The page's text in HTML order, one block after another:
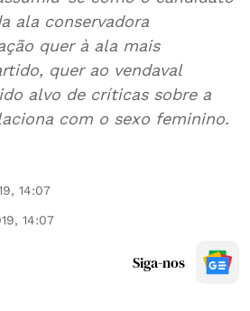
ala conservadora
quer à ala mais
quer ao vendaval
alvo de críticas sobre a
com o sexo feminino.
14:07
14:07
Siga-nos